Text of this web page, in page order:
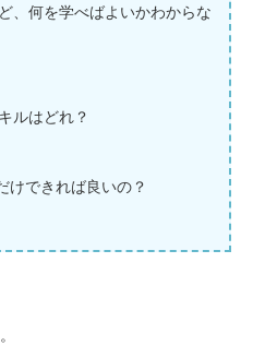
、何を学べばよいかわからな
ルはどれ？
けできれば良いの？